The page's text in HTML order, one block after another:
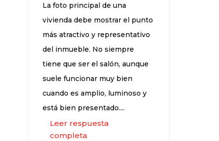
La foto principal de una
vivienda debe mostrar el punto
más atractivo y representativo
del inmueble. No siempre
tiene que ser el salón, aunque
suele funcionar muy bien
cuando es amplio, luminoso y
está bien presentado....
Leer respuesta
completa